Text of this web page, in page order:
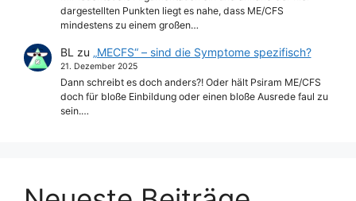
dargestellten Punkten liegt es nahe, dass ME/CFS
mindestens zu einem großen…
BL zu „MECFS“ – sind die Symptome spezifisch?
21. Dezember 2025
Dann schreibt es doch anders?! Oder hält Psiram ME/CFS
doch für bloße Einbildung oder einen bloße Ausrede faul zu
sein.…